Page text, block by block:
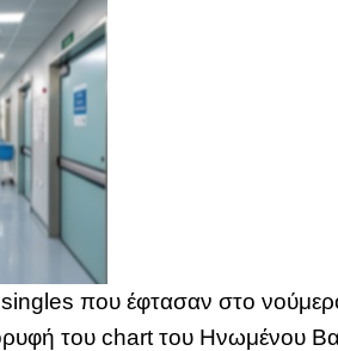
singles που έφτασαν στο
του chart του Ηνωμένου